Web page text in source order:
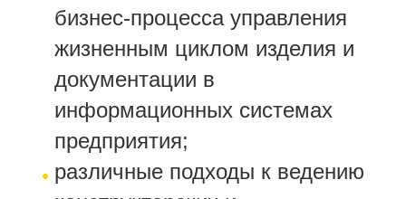
бизнес-процесса управления
жизненным циклом изделия и
документации в
информационных системах
предприятия;
различные подходы к ведению